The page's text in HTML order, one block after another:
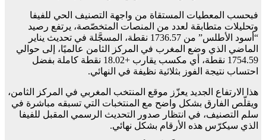
فبحسب المعطيات المستقاة من واجهة التصنيف الحي للفيفا
وتحليلات متطابقة لعدد من المنصات المتخصّصة، يرتفع رصيد
“أسود الأطلس” من 1736.57 نقطة، المسجَّلة في تحديث يناير
الماضي الذي وضع المغرب في المركز الثامن عالميًا، إلى حوالي
1754.59 نقطة، أي مكسب يقارب +18.02 نقطة كاملة بفضل
احتساب نتيجة الفوز بثلاثية نظيفة في النهائي.
هذا الارتفاع الجديد يعزّز موقع المنتخب المغربي في المركز الثامن،
ويقلّص الفارق بشكل واضح مع المنتخبات التي تسبقه مباشرة في
سلم التصنيف، في انتظار صدور التحديث الرسمي المقبل للفيفا
الذي سيكرّس هذه الأرقام بشكل نهائي.